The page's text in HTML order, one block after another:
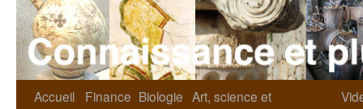
Accueil Finance Biologie Art, science et